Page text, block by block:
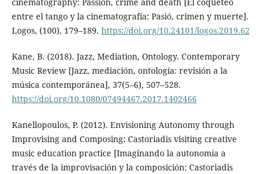
entre el tango y la cinematografía: Pasió, crimen y muerte].
Logos, (100), 179–189. https://doi.org/10.24101/logos.2019.62
Kane, B. (2018). Jazz, Mediation, Ontology. Contemporary
Music Review [Jazz, mediación, ontología: revisión a la
música contemporánea], 37(5–6), 507–528.
https://doi.org/10.1080/07494467.2017.1402466
Kanellopoulos, P. (2012). Envisioning Autonomy through
Improvising and Composing: Castoriadis visiting creative
music education practice [Imaginando la autonomía a
través de la improvisación y la composición: Castoriadis